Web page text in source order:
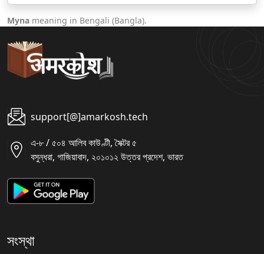
Myna meaning in Bengali (Bangla).
support[@]amarkosh.tech
এ-৮ / ৫০৪ আলিব কাউণ্টী, সৈক্টর ৫
বসুন্ধরা, গাজিয়াবাদ, ২০১০১২ উত্তর প্রদেশ, ভারত
সংস্থা